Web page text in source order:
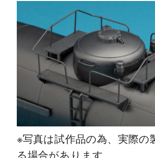
※写真は試作品の為、実際の
る場合があります